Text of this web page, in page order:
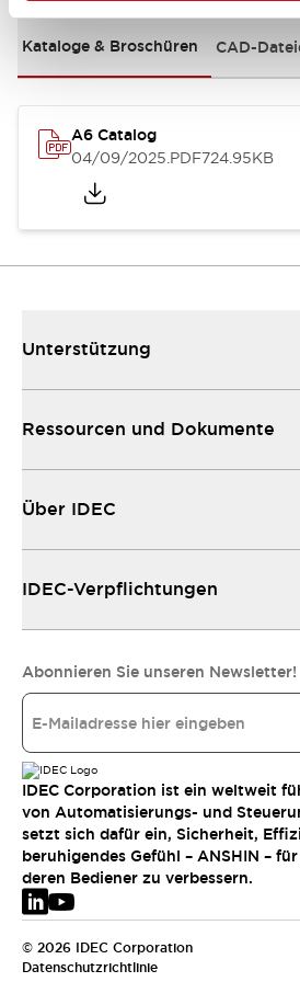
Kataloge & Broschüren CAD-
A6 Catalog
04/09/2025.PDF724.95KB
Unterstützung
Ressourcen und Dokumente
Über IDEC
IDEC-Verpflichtungen
Abonnieren Sie unseren Newsletter!
IDEC Corporation ist ein weltweit
von Automatisierungs- und
setzt sich dafür ein, Sicherheit,
beruhigendes Gefühl – ANSHIN –
deren Bediener zu verbessern.
© 2026 IDEC Corporation
Datenschutzrichtlinie